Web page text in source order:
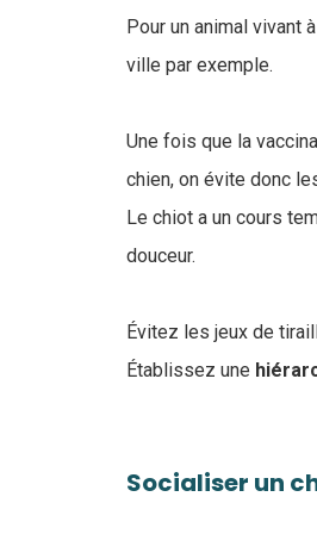
Pour un animal vivant
ville par exemple.
Une fois que la
chien, on évite donc
Le chiot a un cours
douceur.
Évitez les jeux de
Établissez une
Socialiser un